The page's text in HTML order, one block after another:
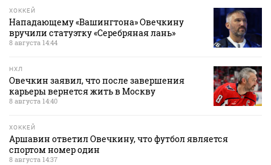
ХОККЕЙ
Нападающему «Вашингтона» Овечкину
вручили статуэтку «Серебряная лань»
8 августа 14:44
НХЛ
Овечкин заявил, что после завершения
карьеры вернется жить в Москву
8 августа 14:40
ХОККЕЙ
Аршавин ответил Овечкину, что футбол является
спортом номер один
8 августа 14:37